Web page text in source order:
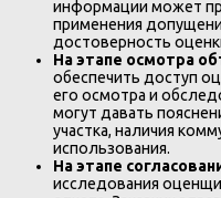
информации может
применения
достоверность
На этапе осмотра
обеспечить доступ
его осмотра и
могут давать
участка, наличия
использования.
На этапе
исследования